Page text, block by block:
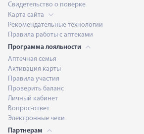
Свидетельство о поверке
Карта сайта
Рекомендательные технологии
Правила работы с аптеками
Программа лояльности
Аптечная семья
Активация карты
Правила участия
Проверить баланс
Личный кабинет
Вопрос-ответ
Электронные чеки
Партнерам